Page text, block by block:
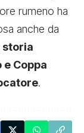
rumeno ha
anche da
storia
Coppa
.